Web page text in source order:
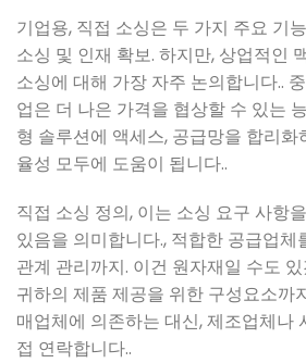
기업용, 직접 소싱은 두 가지 주요 기
소싱 및 인재 확보. 하지만, 상업적인
소싱에 대해 가장 자주 논의합니다..
업은 더 나은 가격을 협상할 수 있는
형 솔루션에 액세스, 공급망을 합리
율성 모두에 도움이 됩니다..
직접 소싱 정의, 이는 소싱 요구 사항
있음을 의미합니다., 적합한 공급업체
관계 관리까지. 이건 원자재일 수도
귀하의 제품 제공을 위한 구성요소까
매업체에 의존하는 대신, 제조업체나
접 연락합니다..